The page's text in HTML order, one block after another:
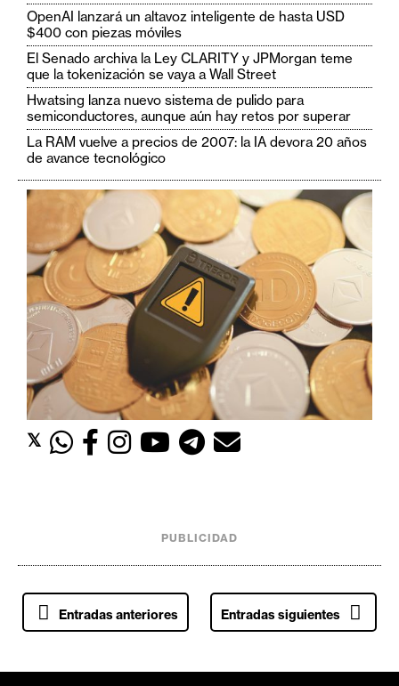
OpenAI lanzará un altavoz inteligente de hasta USD
$400 con piezas móviles
El Senado archiva la Ley CLARITY y JPMorgan teme
que la tokenización se vaya a Wall Street
Hwatsing lanza nuevo sistema de pulido para
semiconductores, aunque aún hay retos por superar
La RAM vuelve a precios de 2007: la IA devora 20 años
de avance tecnológico
𝕏
PUBLICIDAD
N
a
Entradas anteriores Entradas siguientes